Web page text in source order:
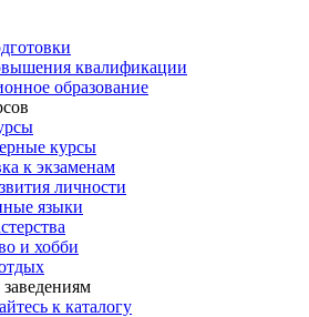
квалификации
образование
курсы
к экзаменам
личности
языки
и хобби
к каталогу